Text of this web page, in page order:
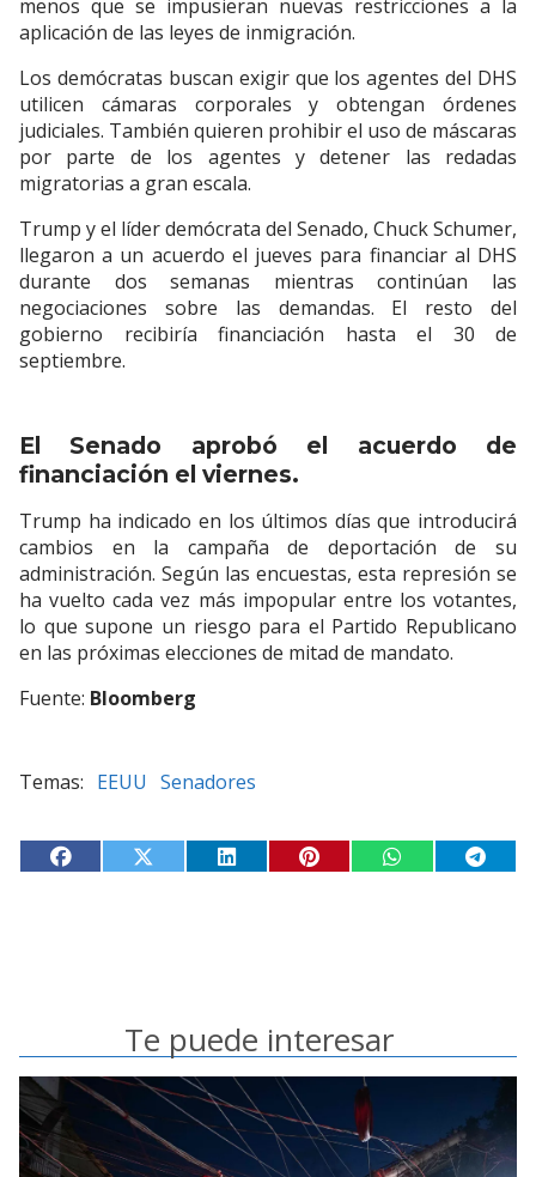
menos que se impusieran nuevas restricciones a la
aplicación de las leyes de inmigración.
Los demócratas buscan exigir que los agentes del DHS
utilicen cámaras corporales y obtengan órdenes
judiciales. También quieren prohibir el uso de máscaras
por parte de los agentes y detener las redadas
migratorias a gran escala.
Trump y el líder demócrata del Senado, Chuck Schumer,
llegaron a un acuerdo el jueves para financiar al DHS
durante dos semanas mientras continúan las
negociaciones sobre las demandas. El resto del
gobierno recibiría financiación hasta el 30 de
septiembre.
El Senado aprobó el acuerdo de
financiación el viernes.
Trump ha indicado en los últimos días que introducirá
cambios en la campaña de deportación de su
administración. Según las encuestas, esta represión se
ha vuelto cada vez más impopular entre los votantes,
lo que supone un riesgo para el Partido Republicano
en las próximas elecciones de mitad de mandato.
Fuente: Bloomberg
EEUU Senadores
Te puede interesar